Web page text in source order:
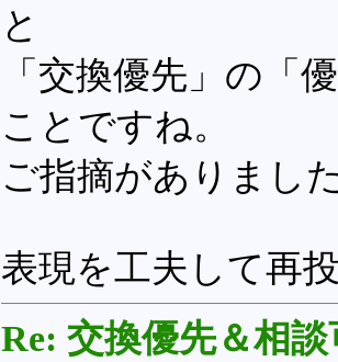
と
「交換優先」の「
ことですね。
ご指摘がありまし
表現を工夫して再
Re: 交換優先＆相談